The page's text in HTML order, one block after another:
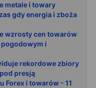
metale i towary
gdy energia i zboża
wzrosty cen towarów
i
rekordowe zbiory
presją
Forex i towarów - 11